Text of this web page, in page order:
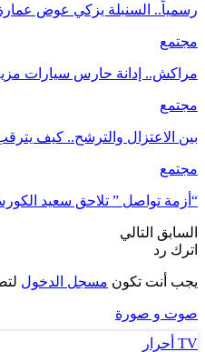
رسمياً.. السنبلة يزكي عوض عمارة
مجتمع
مراكش.. إدانة حارس سيارات مزيف بـ 10 أشهر
مجتمع
بين الاعتزال والترشح.. كيف
مجتمع
“أزمة تواصل ” تلاحق سعيد
السابق التالي
اترك رد
يجب أنت تكون مسجل الدخول
صوت و صورة
TV أحرار